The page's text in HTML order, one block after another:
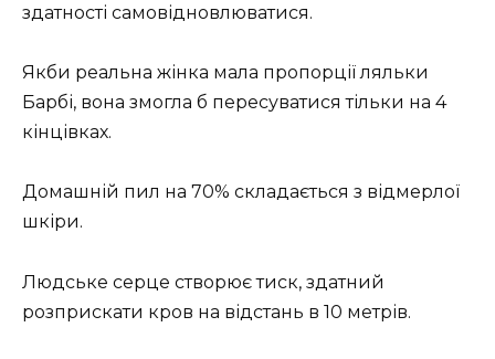
здатності самовідновлюватися.
Якби реальна жінка мала пропорції ляльки
Барбі, вона змогла б пересуватися тільки на 4
кінцівках.
Домашній пил на 70% складається з відмерлої
шкіри.
Людське серце створює тиск, здатний
розприскати кров на відстань в 10 метрів.